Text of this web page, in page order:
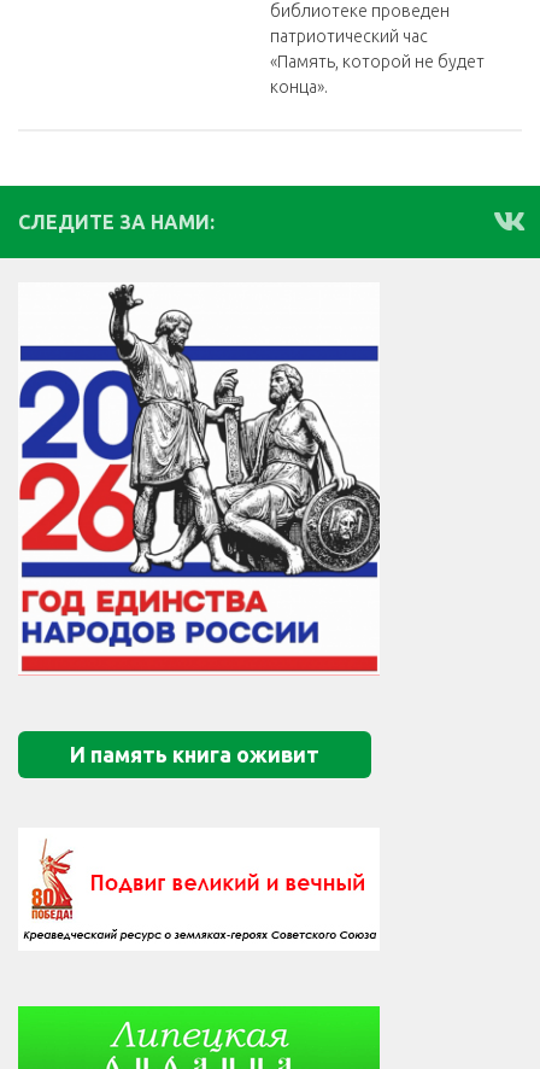
библиотеке проведен
патриотический час
«Память, которой не будет
конца».
СЛЕДИТЕ ЗА НАМИ:
И память книга оживит